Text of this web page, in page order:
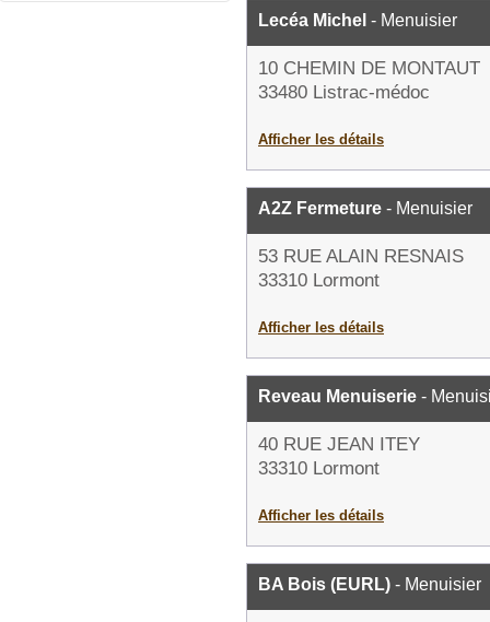
Lecéa Michel - Menuisier
10 CHEMIN DE MONTAUT
33480 Listrac-médoc
Afficher les détails
A2Z Fermeture - Menuisier
53 RUE ALAIN RESNAIS
33310 Lormont
Afficher les détails
Reveau Menuiserie -
40 RUE JEAN ITEY
33310 Lormont
Afficher les détails
BA Bois (EURL) - Menuisier